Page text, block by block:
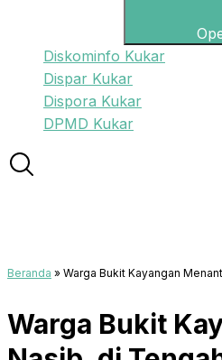
Diskominfo Kukar
Dispar Kukar
Dispora Kukar
DPMD Kukar
Beranda » Warga Bukit Kayangan
Warga Bukit